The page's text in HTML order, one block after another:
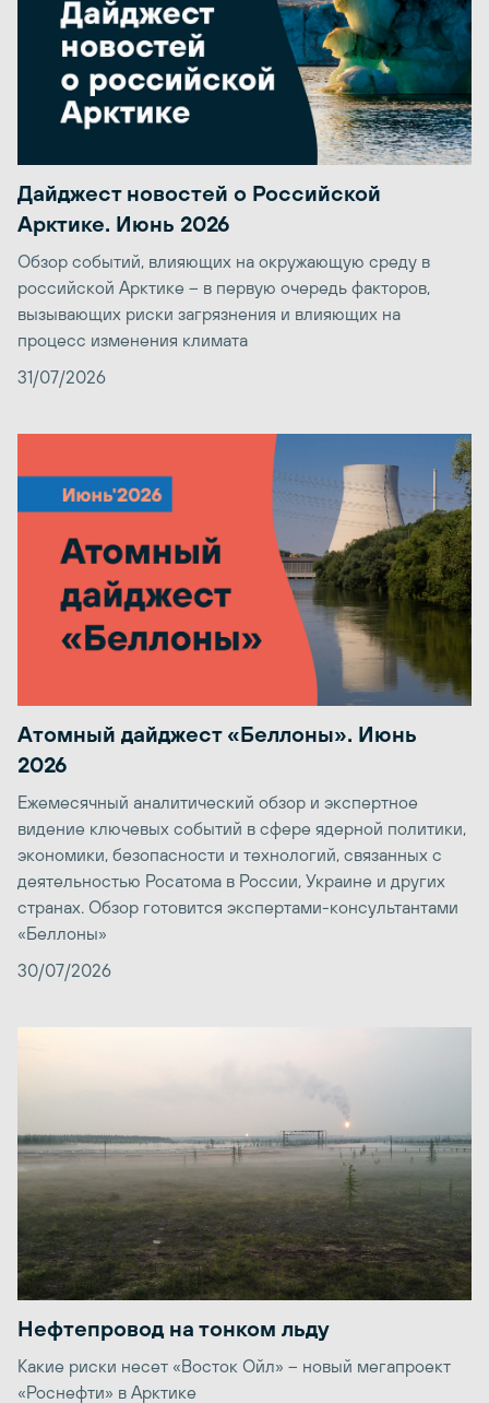
Дайджест новостей о Российской
Арктике. Июнь 2026
Обзор событий, влияющих на окружающую среду в
российской Арктике – в первую очередь факторов,
вызывающих риски загрязнения и влияющих на
процесс изменения климата
31/07/2026
Атомный дайджест «Беллоны». Июнь
2026
Ежемесячный аналитический обзор и экспертное
видение ключевых событий в сфере ядерной политики,
экономики, безопасности и технологий, связанных с
деятельностью Росатома в России, Украине и других
странах. Обзор готовится экспертами-консультантами
«Беллоны»
30/07/2026
Нефтепровод на тонком льду
Какие риски несет «Восток Ойл» – новый мегапроект
«Роснефти» в Арктике